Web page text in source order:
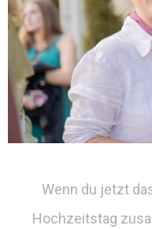
Wenn du jetzt
Hochzeitstag